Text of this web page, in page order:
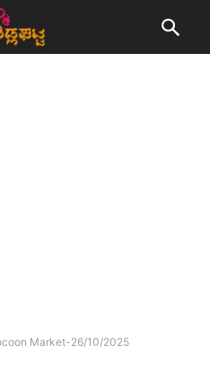
Market-26/10/2025